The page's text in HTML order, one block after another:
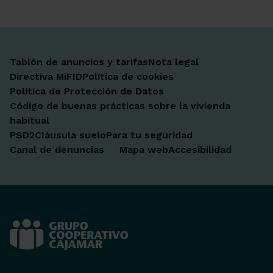
Tablón de anuncios y tarifasNota legal
Directiva MiFIDPolítica de cookies
Política de Protección de Datos
Código de buenas prácticas sobre la vivienda
habitual
PSD2Cláusula sueloPara tu seguridad
Canal de denuncias
Mapa webAccesibilidad